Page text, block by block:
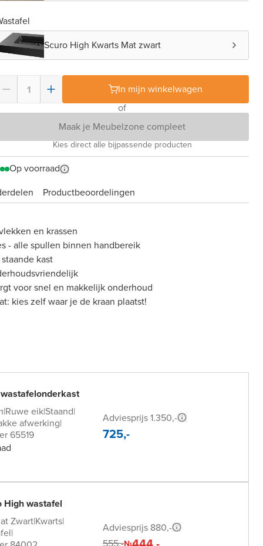
Scuro High Kwarts Mat zwart
In mijn winkelwagen
of
Maak je Meubelzone compleet
Kies direct alle bijpassende producten
Op voorraad
Product­beoordelingen
en krassen
- alle spullen binnen handbereik
kast
voor snel en makkelijk onderhoud
kies zelf waar je de kraan plaatst!
|Ruwe eik|Staand|
afwerking|
65519
Adviesprijs 1.350,-
725,-
High wastafel
Zwart|Kwarts|
|
Adviesprijs 880,-